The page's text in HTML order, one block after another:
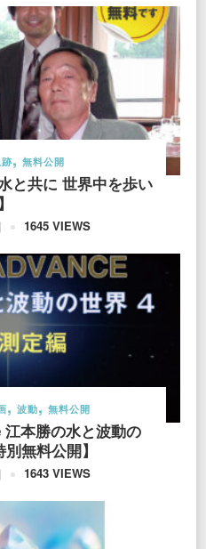
無料公開
と共に 世界中を歩い
1645 VIEWS
波動 無料公開
本勝の水と波動の
無料公開】
1643 VIEWS